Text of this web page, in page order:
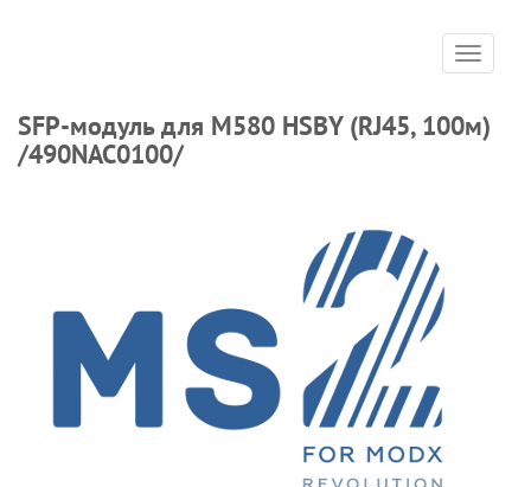
Toggle
SFP-модуль для M580 HSBY (RJ45, 100м)
/490NAC0100/